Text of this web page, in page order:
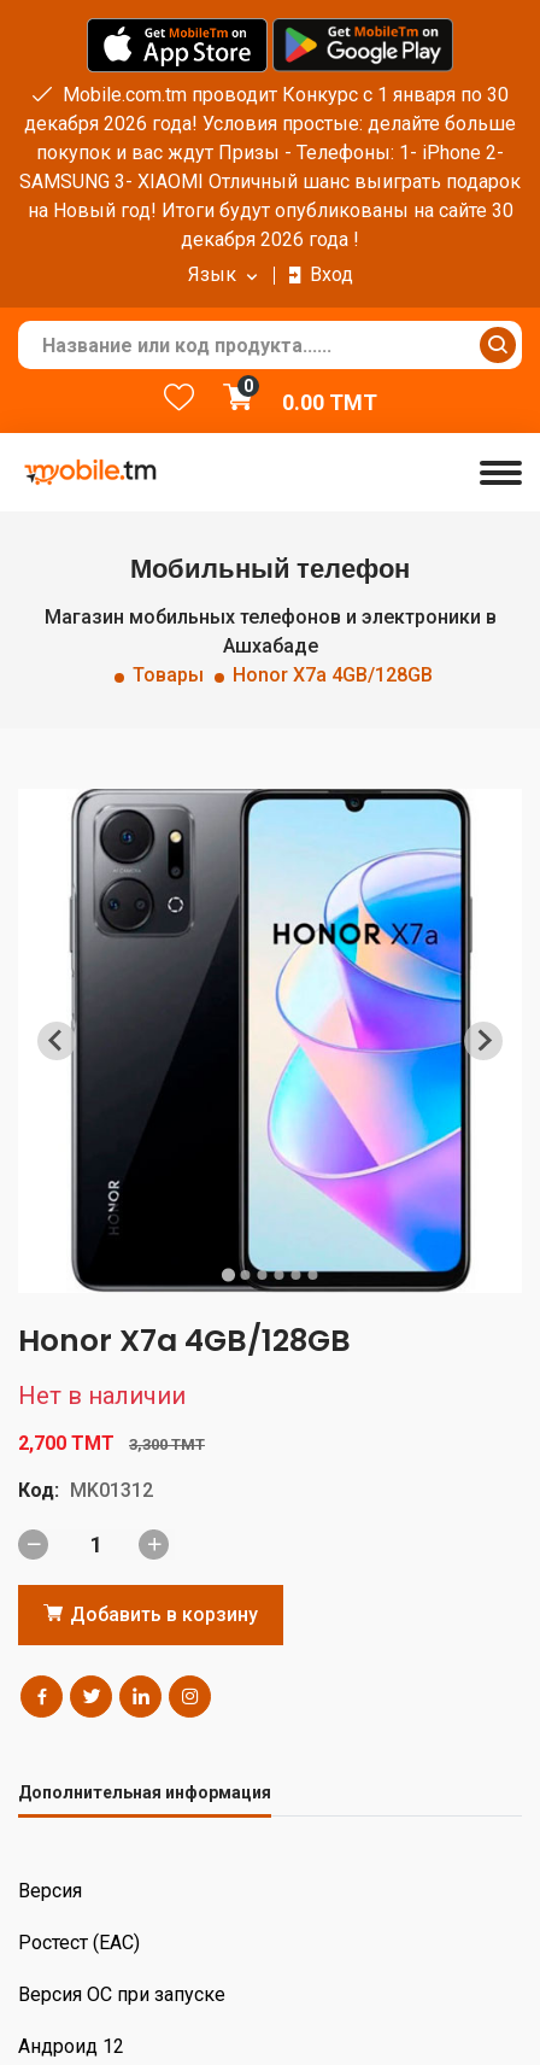
Mobile.com.tm проводит Конкурс с 1 января по 30
декабря 2026 года! Условия простые: делайте больше
покупок и вас ждут Призы - Телефоны: 1- iPhone 2-
SAMSUNG 3- XIAOMI Отличный шанс выиграть подарок
на Новый год! Итоги будут опубликованы на сайте 30
декабря 2026 года !
Язык
Вход
0
0.00TMT
Мобильный телефон
Магазин мобильных телефонов и электроники в
Ашхабаде
Товары
Honor X7a 4GB/128GB
Honor X7a 4GB/128GB
Нет в наличии
2,700 TMT 3,300 TMT
Код: MK01312
Добавить в корзину
Дополнительная информация
Версия
Ростест (ЕАС)
Версия ОС при запуске
Андроид 12